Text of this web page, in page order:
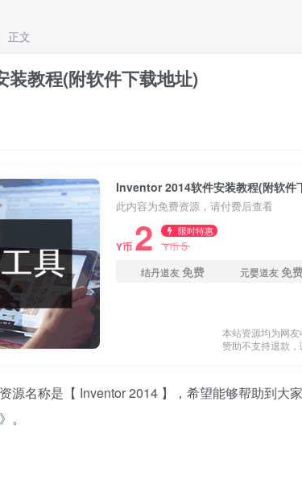
正文
教程(附软件下载地址)
Inventor 2014软件安装教程(附软件
此内容为免费资源，请付费后查看
Y币 2 限时特惠
Y币5
结丹道友免费 元婴道友免
本站资源均为网友
赞助不支持退款，
源名称是【 Inventor 2014 】，希望能够帮助到大
》。